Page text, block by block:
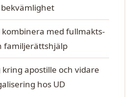
bekvämlighet
med fullmakts-
familjerättshjälp
apostille och vidare
hos UD